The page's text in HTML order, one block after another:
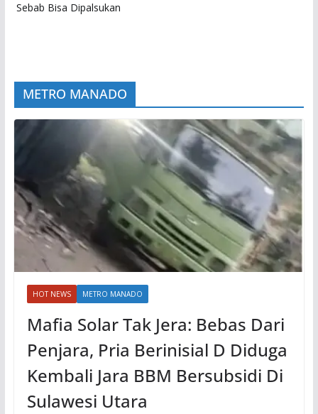
Sebab Bisa Dipalsukan
METRO MANADO
HOT NEWS METRO MANADO
Mafia Solar Tak Jera: Bebas Dari
Penjara, Pria Berinisial D Diduga
Kembali Jara BBM Bersubsidi Di
Sulawesi Utara